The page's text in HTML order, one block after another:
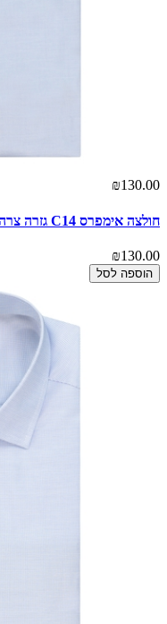
₪130.00
חולצה אימפרס C14 גזרה צרה שרוול ארוך
₪130.00
הוספה לסל